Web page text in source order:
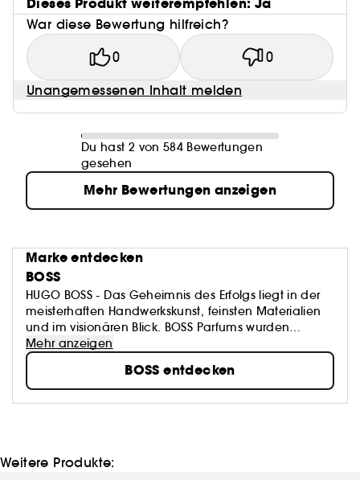
War diese Bewertung hilfreich?
0 0
Unangemessenen Inhalt melden
Du hast 2 von 584 Bewertungen
gesehen
Mehr Bewertungen anzeigen
Marke entdecken
BOSS
HUGO BOSS - Das Geheimnis des Erfolgs liegt in der
meisterhaften Handwerkskunst, feinsten Materialien
und im visionären Blick. BOSS Parfums wurden
speziell konzipiert, um die kraftvolle Persönlichkeit des
BOSS Mannes und der BOSS Frau widerzuspiegeln,
mit einer Reihe von raffinierten und zeitgenössischen
Parfums, die darauf zugeschnitten sind, das
Auftreten des Trägers und der Trägerin zu
progressive Looks und eine ausgefallene, urbane
Einstellung steht. Die Marke verbindet diese
Mehr anzeigen
BOSS entdecken
Weitere Produkte: